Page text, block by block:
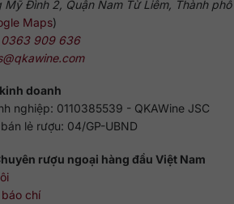
Mỹ Đình 2, Quận Nam Từ Liêm, Thành phố
Maps)
0363 909 636
doanh
nghiệp: 0110385539 - QKAWine JSC
lẻ rượu: 04/GP-UBND
rượu ngoại hàng đầu Việt Nam
chí